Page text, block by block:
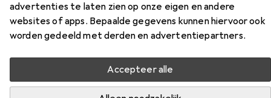
advertenties te laten zien op onze eigen en andere
websites of apps. Bepaalde gegevens kunnen hiervoor ook
worden gedeeld met derden en advertentiepartners.
Accepteer alle
Accessoires voor
PerfectFitBrand Tunnelplug - X-
groot
Vind passende accessoires voor de PerfectFitBrand